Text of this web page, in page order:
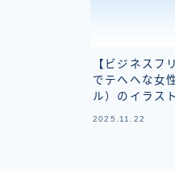
【ビジネスフ
でテヘヘな女
ル）のイラスト
2025.11.22